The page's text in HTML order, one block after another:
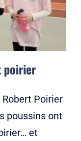
poirier
Poirier
poussins ont
et